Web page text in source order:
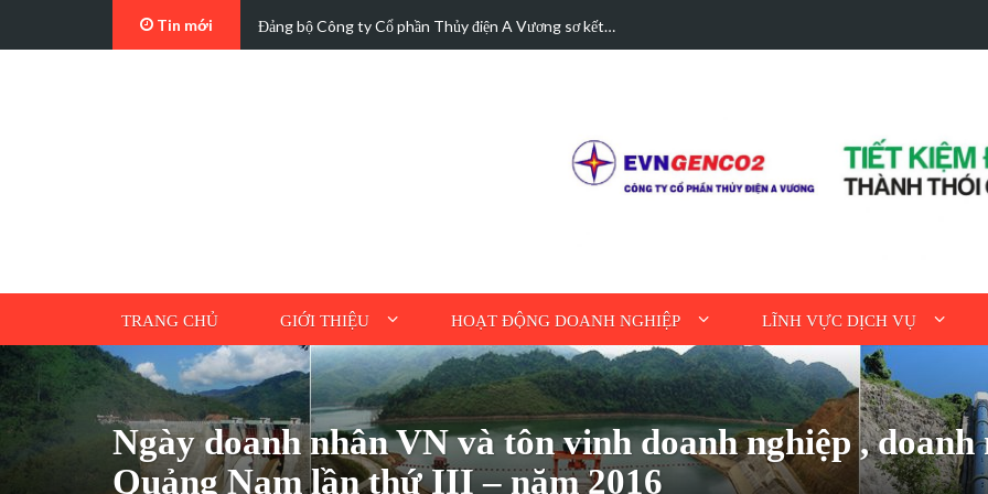
Tin mới Các trường hợp điện mặt trời mái nhà được bán điện dư
TRANG CHỦ GIỚI THIỆU HOẠT ĐỘNG DOANH NGHIỆP LĨNH VỰC DỊCH VỤ
Ngày doanh nhân VN và tôn vinh doanh nghiệp ,
Quảng Nam lần thứ III – năm 2016